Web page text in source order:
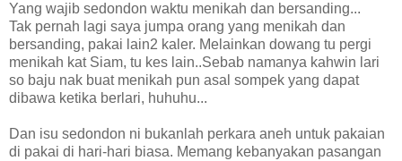
Yang wajib sedondon waktu menikah dan bersanding...
Tak pernah lagi saya jumpa orang yang menikah dan
bersanding, pakai lain2 kaler. Melainkan dowang tu pergi
menikah kat Siam, tu kes lain..Sebab namanya kahwin lari
so baju nak buat menikah pun asal sompek yang dapat
dibawa ketika berlari, huhuhu...
Dan isu sedondon ni bukanlah perkara aneh untuk pakaian
di pakai di hari-hari biasa. Memang kebanyakan pasangan